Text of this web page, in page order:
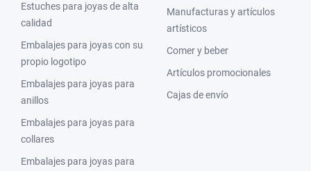
Estuches para joyas de alta
calidad
Embalajes para joyas con su
propio logotipo
Embalajes para joyas para
anillos
Embalajes para joyas para
collares
Embalajes para joyas para
Manufacturas y artículos
artísticos
Comer y beber
Artículos promocionales
Cajas de envío